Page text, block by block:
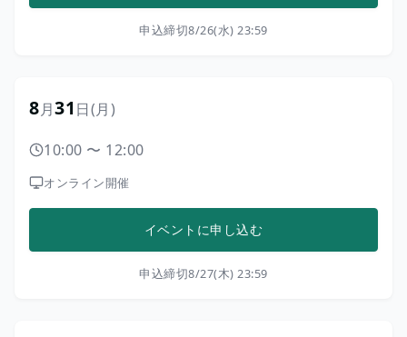
申込締切8/26(水) 23:59
8月31日(月)
10:00 〜 12:00
オンライン開催
イベントに申し込む
申込締切8/27(木) 23:59